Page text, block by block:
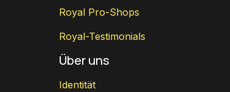
Royal Pro-Shops
Royal-Testimonials
Über uns
Identität